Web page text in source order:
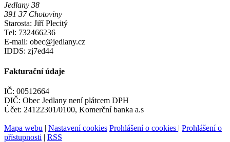
Jedlany 38
391 37 Chotoviny
Starosta: Jiří Plecitý
Tel: 732466236
E-mail: obec@jedlany.cz
IDDS: zj7ed44
Fakturační údaje
IČ: 00512664
DIČ: Obec Jedlany není plátcem DPH
Účet: 24122301/0100, Komerční banka a.s
Mapa webu | Nastavení cookies Prohlášení o cookies | Prohlášení o
přístupnosti | RSS